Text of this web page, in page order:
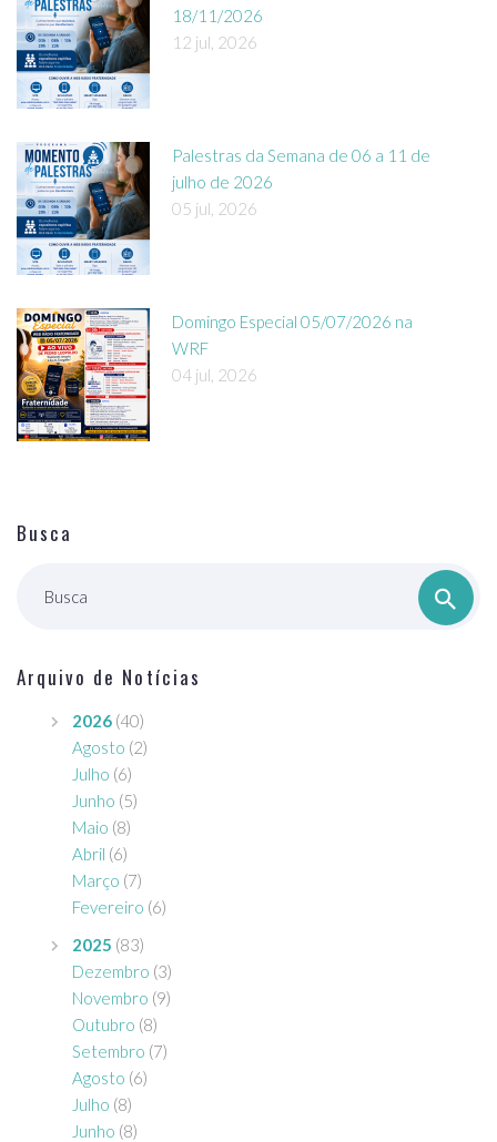
18/11/2026
12 jul, 2026
Palestras da Semana de 06 a 11 de
julho de 2026
05 jul, 2026
Domingo Especial 05/07/2026 na
WRF
04 jul, 2026
Busca
Busca
Arquivo de Notícias
2026 (40)
Agosto (2)
Julho (6)
Junho (5)
Maio (8)
Abril (6)
Março (7)
Fevereiro (6)
2025 (83)
Dezembro (3)
Novembro (9)
Outubro (8)
Setembro (7)
Agosto (6)
Julho (8)
Junho (8)